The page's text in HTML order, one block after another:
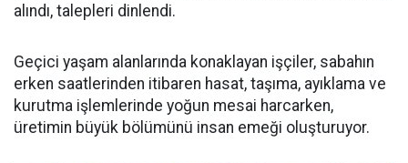
alındı, talepleri dinlendi.
Geçici yaşam alanlarında konaklayan işçiler, sabahın
erken saatlerinden itibaren hasat, taşıma, ayıklama ve
kurutma işlemlerinde yoğun mesai harcarken,
üretimin büyük bölümünü insan emeği oluşturuyor.